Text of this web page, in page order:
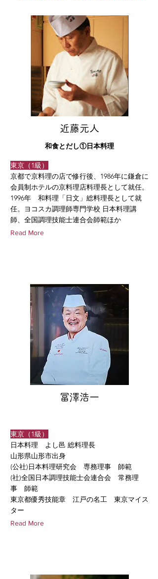
近藤元人
和食とだし①日本料理
東京（1級）
京都で京料理の店で修行後、1986年に鎌倉に
会員制ホテルの京料理店料理長として就任。
1996年 和料理「日文」総料理長として就
任。ヨコスカ調理師専門学校 日本料理講
師、全国調理技能士連合会師範ほか
Read More
冨澤浩一
東京（1級）
日本料理 よし邑 総料理長
山形県山形市出身
(公社)日本料理研究会 専務理事 師範
(社)全国日本調理技能士会連合会 常務理
事 師範
東京都優秀技能章 江戸の名工 東京マイス
ター
Read More